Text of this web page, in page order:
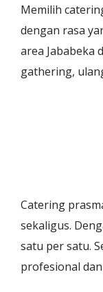
Memilih
dengan rasa
area Jababeka
gathering,
Catering
sekaligus.
satu per satu.
profesional